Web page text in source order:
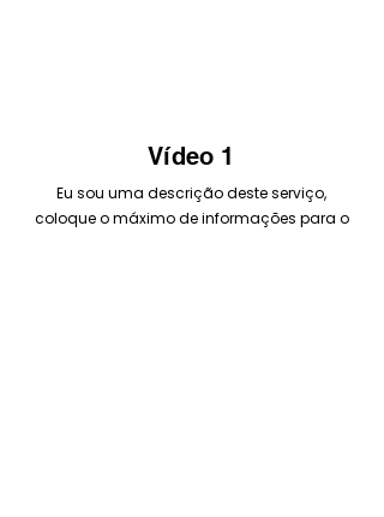
Vídeo 1
Eu sou uma descrição deste serviço,
coloque o máximo de informações para o